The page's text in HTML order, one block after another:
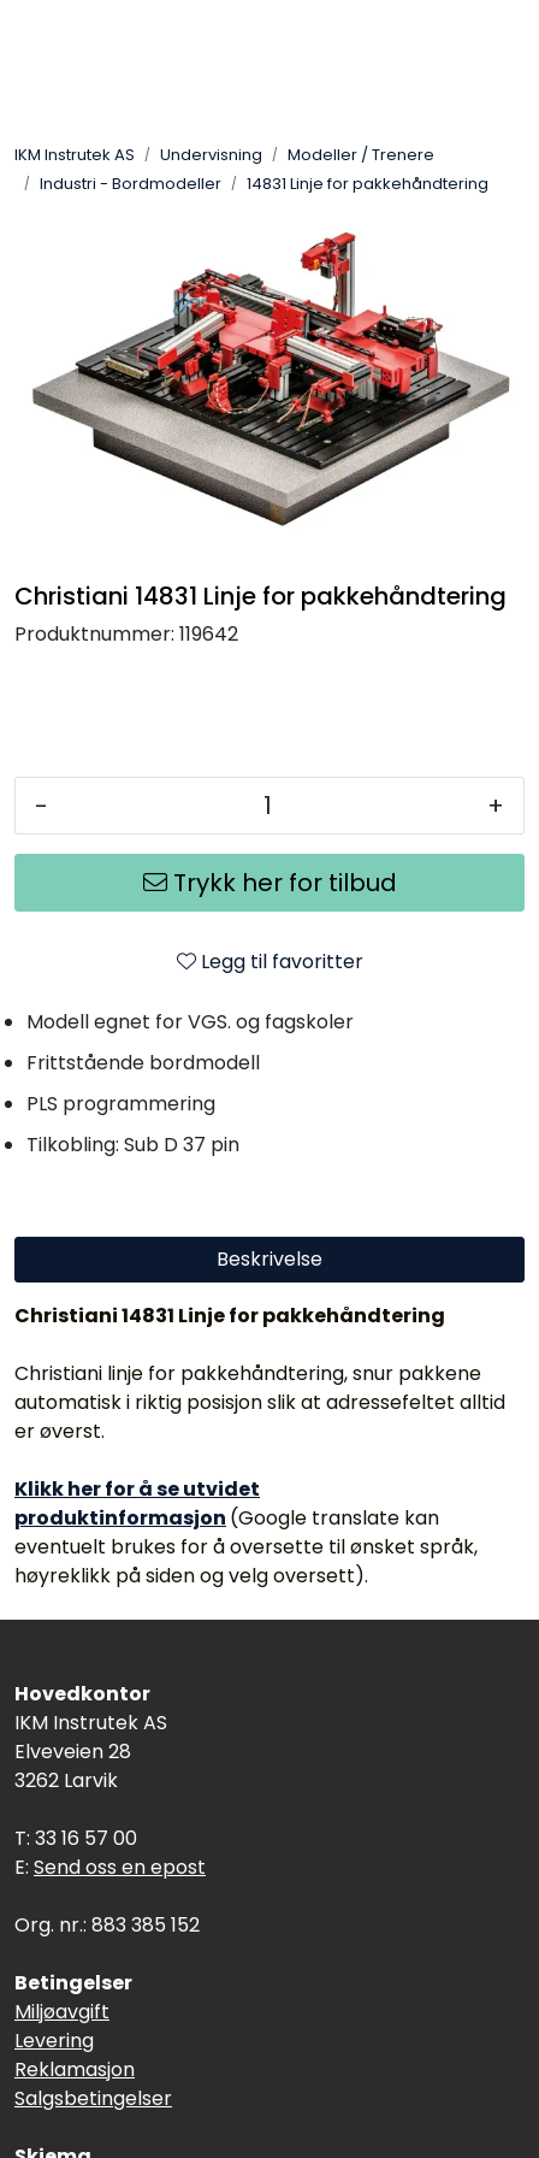
IKM Instrutek AS Undervisning
Modeller / Trenere
Industri - Bordmodeller
14831 Linje for pakkehåndtering
Christiani 14831 Linje for pakkehåndtering
Produktnummer: 119642
- +
Trykk her for tilbud
Legg til favoritter
Modell egnet for VGS. og fagskoler
Frittstående bordmodell
PLS programmering
Tilkobling: Sub D 37 pin
Beskrivelse
Christiani 14831 Linje for pakkehåndtering
Christiani linje for pakkehåndtering, snur pakkene
automatisk i riktig posisjon slik at adressefeltet alltid
er øverst.
Klikk her for å se utvidet
produktinformasjon (Google translate kan
eventuelt brukes for å oversette til ønsket språk,
høyreklikk på siden og velg oversett).
Hovedkontor
IKM Instrutek AS
Elveveien 28
3262 Larvik
T: 33 16 57 00
E: Send oss en epost
Org. nr.: 883 385 152
Betingelser
Miljøavgift
Levering
Reklamasjon
Salgsbetingelser
Elektro
Frekvensomformere
Miljø og sikkerhet
Undervisning
Tilbehør